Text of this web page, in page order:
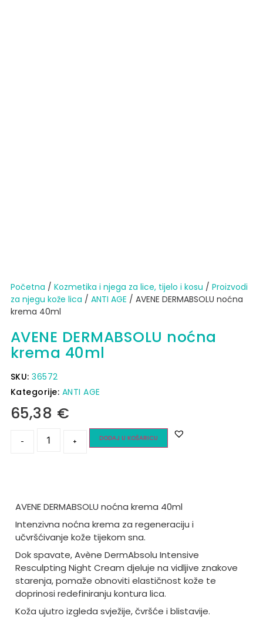
Početna / Kozmetika i njega za lice, tijelo i kosu / Proizvodi
za njegu kože lica / ANTI AGE / AVENE DERMABSOLU noćna
krema 40ml
AVENE DERMABSOLU noćna
krema 40ml
SKU:36572
Kategorije: ANTI AGE
65,38 €
- + DODAJ U KOŠARICU
AVENE DERMABSOLU noćna krema 40ml
Intenzivna noćna krema za regeneraciju i
učvršćivanje kože tijekom sna.
Dok spavate, Avène DermAbsolu Intensive
Resculpting Night Cream djeluje na vidljive znakove
starenja, pomaže obnoviti elastičnost kože te
doprinosi redefiniranju kontura lica.
Koža ujutro izgleda svježije, čvršće i blistavije.